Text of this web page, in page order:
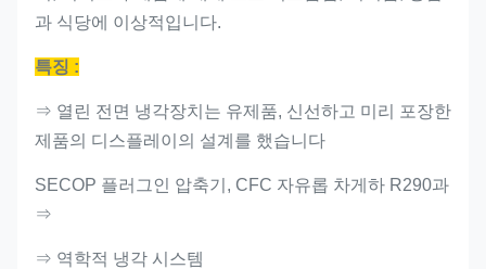
과 식당에 이상적입니다.
특징 :
⇒ 열린 전면 냉각장치는 유제품, 신선하고 미리 포장한
제품의 디스플레이의 설계를 했습니다
SECOP 플러그인 압축기, CFC 자유롭 차게하 R290과
⇒
⇒ 역학적 냉각 시스템